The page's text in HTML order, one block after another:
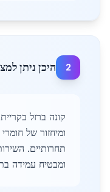
2 היכן ניתן
קונה ברזל
ומיחזור של
תחרותיים.
ומבטיח עמידה בתקני